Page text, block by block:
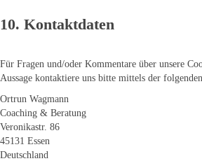
10. Kontaktdaten
Für Fragen und/oder Kommentare über unsere
Aussage kontaktiere uns bitte mittels der
Ortrun Wagmann
Coaching & Beratung
Veronikastr. 86
45131 Essen
Deutschland